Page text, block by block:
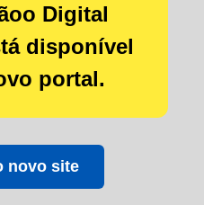
Digital
disponível
portal.
novo site